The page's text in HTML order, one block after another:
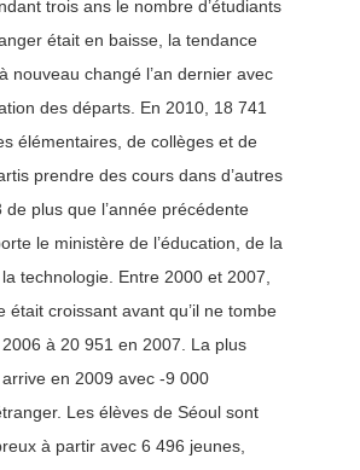
trois ans le nombre d’étudiants
était en baisse, la tendance
nouveau changé l’an dernier avec
des départs. En 2010, 18 741
élémentaires, de collèges et de
prendre des cours dans d’autres
de plus que l’année précédente
le ministère de l’éducation, de la
technologie. Entre 2000 et 2007,
était croissant avant qu’il ne tombe
à 20 951 en 2007. La plus
en 2009 avec -9 000
Les élèves de Séoul sont
à partir avec 6 496 jeunes,